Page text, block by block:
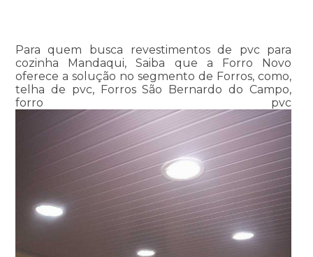
Para quem busca revestimentos de pvc para
cozinha Mandaqui, Saiba que a Forro Novo
oferece a solução no segmento de Forros, como,
telha de pvc, Forros São Bernardo do Campo,
forro pvc